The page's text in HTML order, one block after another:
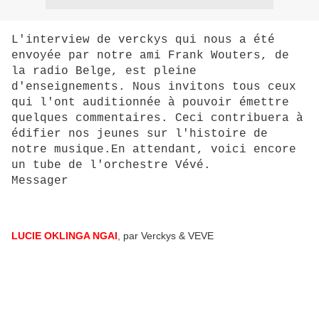
L'interview de verckys qui nous a été
envoyée par notre ami Frank Wouters, de
la radio Belge, est pleine
d'enseignements. Nous invitons tous ceux
qui l'ont auditionnée à pouvoir émettre
quelques commentaires. Ceci contribuera à
édifier nos jeunes sur l'histoire de
notre musique.En attendant, voici encore
un tube de l'orchestre Vévé.
Messager
LUCIE OKLINGA NGAI , par Verckys & VEVE